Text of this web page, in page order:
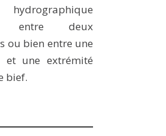
entre deux
ou bien entre une
et une extrémité
bief.